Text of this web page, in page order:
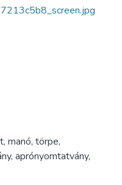
, manó, törpe,
, aprónyomtatvány,